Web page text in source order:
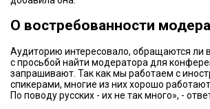
О востребованности
Аудиторию интересовало, обращаются ли
с просьбой найти модератора для
запрашивают. Так как мы работаем с
спикерами, многие из них хорошо
По поводу русских - их не так много», -